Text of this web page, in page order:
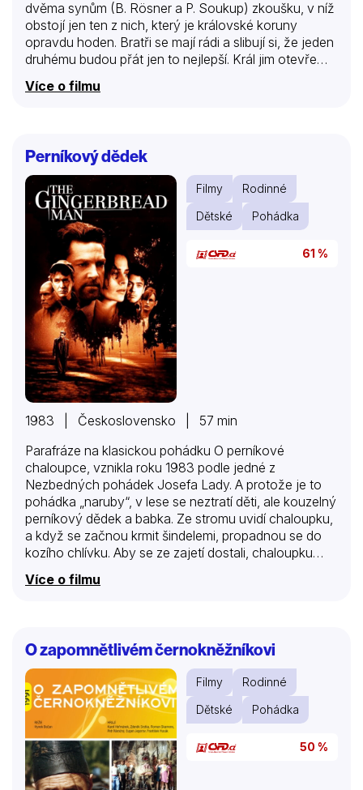
dvěma synům (B. Rösner a P. Soukup) zkoušku, v níž
obstojí jen ten z nich, který je královské koruny
opravdu hoden. Bratři se mají rádi a slibují si, že jeden
druhému budou přát jen to nejlepší. Král jim otevře
Síň poznání a tam uvidí obraz princezny (M.
Steinmasslová). Láska k princezně je však rozdělí.
Více o filmu
Perníkový dědek
Filmy
Rodinné
Dětské
Pohádka
61 %
1983 | Československo | 57 min
Parafráze na klasickou pohádku O perníkové
chaloupce, vznikla roku 1983 podle jedné z
Nezbedných pohádek Josefa Lady. A protože je to
pohádka „naruby“, v lese se neztratí děti, ale kouzelný
perníkový dědek a babka. Ze stromu uvidí chaloupku,
a když se začnou krmit šindelemi, propadnou se do
kozího chlívku. Aby se ze zajetí dostali, chaloupku
tatínkovi se perník brzo začne přejídat. Ve veselé
Více o filmu
O zapomnětlivém černokněžníkovi
Filmy
Rodinné
Dětské
Pohádka
50 %